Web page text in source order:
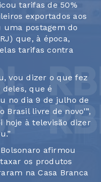
tarifas de 50%
exportados aos
uma postagem do
que, à época,
tarifas contra
vou dizer o que fez
que é
no dia 9 de julho de
Brasil livre de novo'”,
hoje à televisão dizer
afirmou
os produtos
na Casa Branca